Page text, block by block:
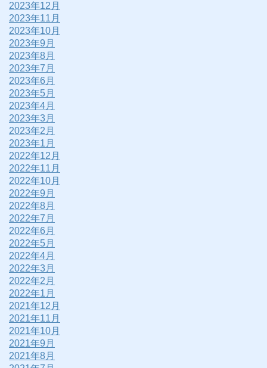
2023年12月
2023年11月
2023年10月
2023年9月
2023年8月
2023年7月
2023年6月
2023年5月
2023年4月
2023年3月
2023年2月
2023年1月
2022年12月
2022年11月
2022年10月
2022年9月
2022年8月
2022年7月
2022年6月
2022年5月
2022年4月
2022年3月
2022年2月
2022年1月
2021年12月
2021年11月
2021年10月
2021年9月
2021年8月